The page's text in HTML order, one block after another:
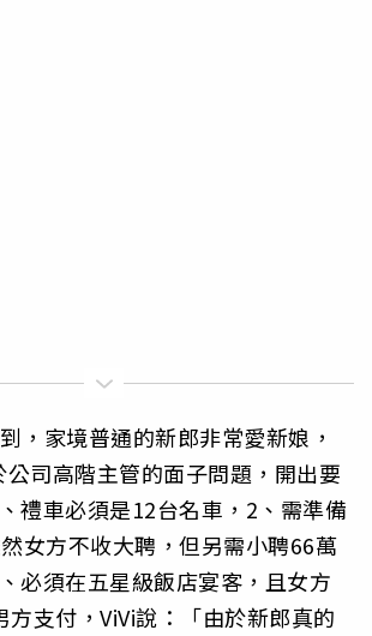
，家境普通的新郎非常愛新娘，
司高階主管的面子問題，開出要
禮車必須是12台名車，2、需準備
女方不收大聘，但另需小聘66萬
必須在五星級飯店宴客，且女方
方支付，ViVi說：「由於新郎真的